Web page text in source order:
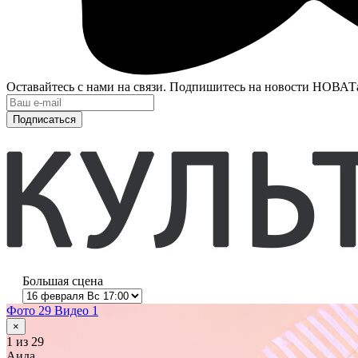
Оставайтесь с нами на связи. Подпишитесь на новости
Подписаться
Большая сцена
Фото 29 Видео 1
×
1 из 29